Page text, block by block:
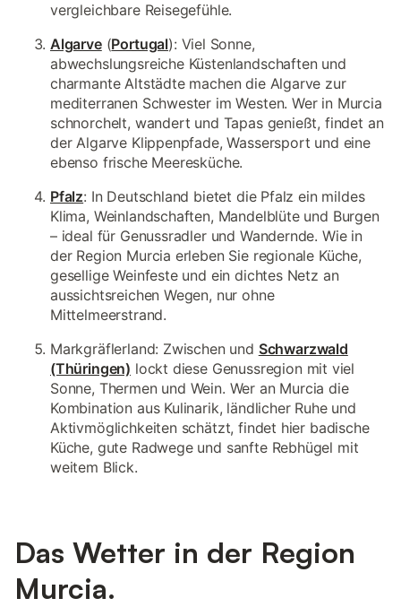
vergleichbare Reisegefühle.
Algarve(Portugal): Viel Sonne,
abwechslungsreiche Küstenlandschaften und
charmante Altstädte machen die Algarve zur
mediterranen Schwester im Westen. Wer in Murcia
schnorchelt, wandert und Tapas genießt, findet an
der Algarve Klippenpfade, Wassersport und eine
ebenso frische Meeresküche.
Pfalz: In Deutschland bietet die Pfalz ein mildes
Klima, Weinlandschaften, Mandelblüte und Burgen
– ideal für Genussradler und Wandernde. Wie in
der Region Murcia erleben Sie regionale Küche,
gesellige Weinfeste und ein dichtes Netz an
aussichtsreichen Wegen, nur ohne
Mittelmeerstrand.
Markgräflerland: Zwischen und Schwarzwald
(Thüringen) lockt diese Genussregion mit viel
Sonne, Thermen und Wein. Wer an Murcia die
Kombination aus Kulinarik, ländlicher Ruhe und
Aktivmöglichkeiten schätzt, findet hier badische
Küche, gute Radwege und sanfte Rebhügel mit
weitem Blick.
Das Wetter in der Region
Murcia.